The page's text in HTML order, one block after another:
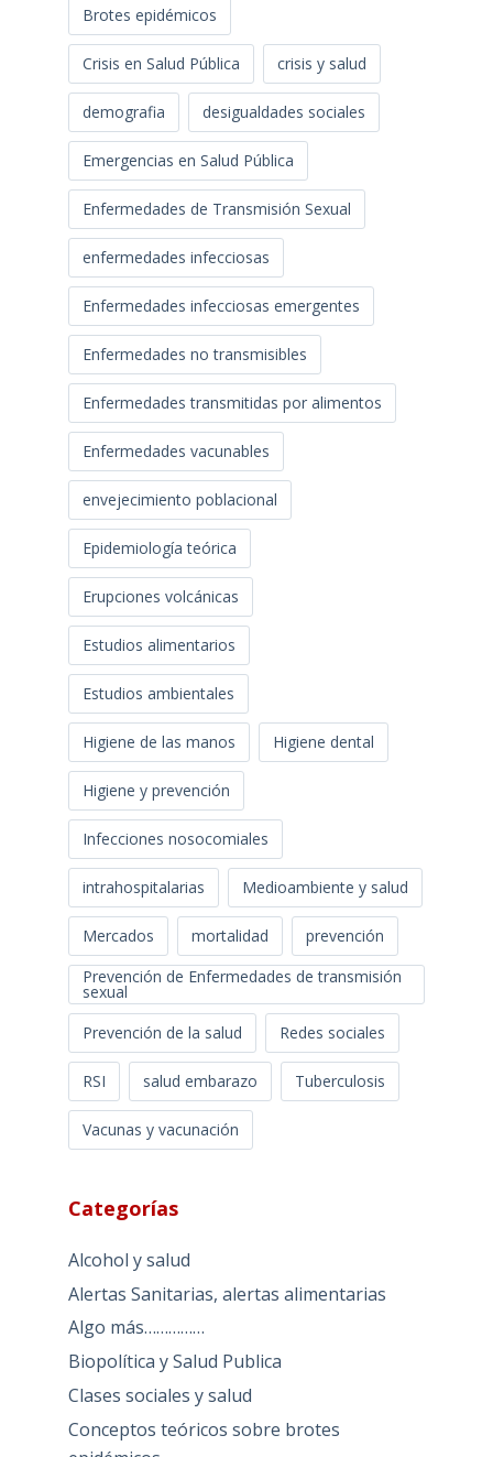
Brotes epidémicos
Crisis en Salud Pública crisis y salud
demografia desigualdades sociales
Emergencias en Salud Pública
Enfermedades de Transmisión Sexual
enfermedades infecciosas
Enfermedades infecciosas emergentes
Enfermedades no transmisibles
Enfermedades transmitidas por alimentos
Enfermedades vacunables
envejecimiento poblacional
Epidemiología teórica
Erupciones volcánicas
Estudios alimentarios
Estudios ambientales
Higiene de las manos Higiene dental
Higiene y prevención
Infecciones nosocomiales
intrahospitalarias Medioambiente y salud
Mercados mortalidad
prevención
Prevención de Enfermedades de transmisión
sexual
Prevención de la salud
Redes sociales
RSI salud embarazo Tuberculosis
Vacunas y vacunación
Categorías
Alcohol y salud
Alertas Sanitarias, alertas alimentarias
Algo más……………
Biopolítica y Salud Publica
Clases sociales y salud
Conceptos teóricos sobre brotes